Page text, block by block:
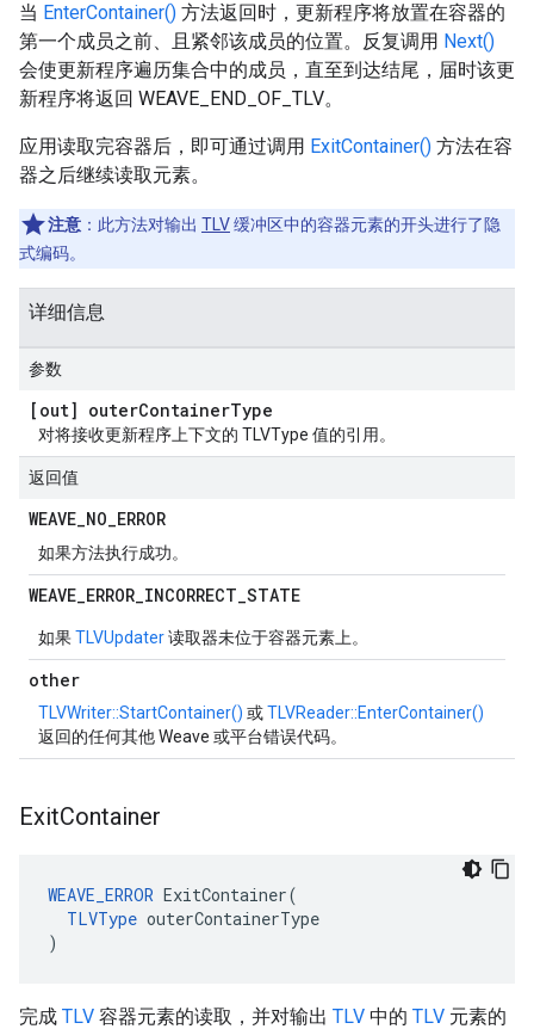
当 EnterContainer() 方法返回时，更新程序将放置在容器的
第一个成员之前、且紧邻该成员的位置。 反复调用 Next()
会使更新程序遍历集合中的成员，直至到达结尾，届时该更
新程序将返回 WEAVE_END_OF_TLV。
应用读取完容器后，即可通过调用 ExitContainer() 方法在容
器之后继续读取元素。
注意 ：此方法对输出 TLV缓冲区中的容器元素的开头进行了隐
式编码。
详细信息
参数
[out] outerContainerType
对将接收更新程序上下文的 TLVType 值的引用。
返回值
WEAVE_NO_ERROR
如果方法执行成功。
WEAVE_ERROR_INCORRECT_STATE
如果TLVUpdater读取器未位于容器元素上。
other
TLVWriter::StartContainer() 或TLVReader::EnterContainer()
返回的任何其他 Weave 或平台错误代码。
ExitContainer
WEAVE_ERROR ExitContainer(
TLVType outerContainerType
)
完成 TLV 容器元素的读取，并对输出 TLV 中的 TLV 元素的